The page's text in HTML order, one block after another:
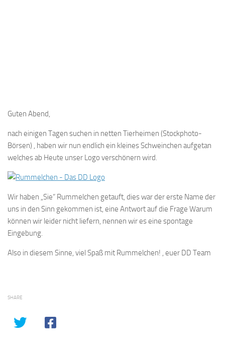
Guten Abend,
nach einigen Tagen suchen in netten Tierheimen (Stockphoto-
Börsen) , haben wir nun endlich ein kleines Schweinchen aufgetan
welches ab Heute unser Logo verschönern wird.
Wir haben „Sie“ Rummelchen getauft, dies war der erste Name der
uns in den Sinn gekommen ist, eine Antwort auf die Frage Warum
können wir leider nicht liefern, nennen wir es eine spontage
Eingebung.
Also in diesem Sinne, viel Spaß mit Rummelchen! , euer DD Team
SHARE